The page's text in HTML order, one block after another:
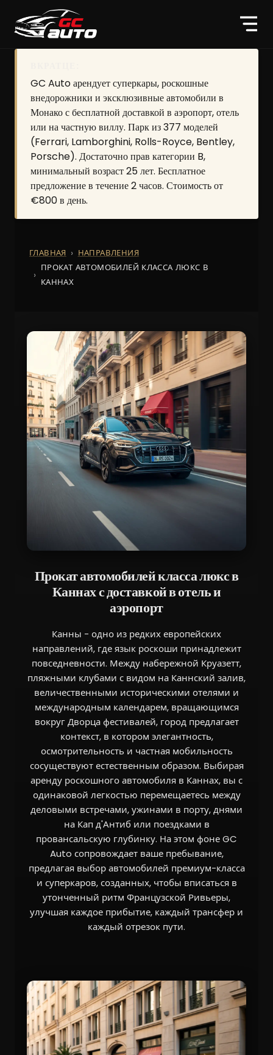
GC Auto арендует суперкары, роскошные
внедорожники и эксклюзивные автомобили в
Монако с бесплатной доставкой в аэропорт, отель
или на частную виллу. Парк из 377 моделей
(Ferrari, Lamborghini, Rolls-Royce, Bentley,
Porsche). Достаточно прав категории B,
минимальный возраст 25 лет. Бесплатное
предложение в течение 2 часов. Стоимость от
€800 в день.
ГЛАВНАЯ
НАПРАВЛЕНИЯ
ПРОКАТ АВТОМОБИЛЕЙ КЛАССА ЛЮКС В
КАННАХ
Прокат автомобилей класса люкс в
Каннах с доставкой в отель и
аэропорт
Канны - одно из редких европейских
направлений, где язык роскоши принадлежит
повседневности. Между набережной Круазетт,
пляжными клубами с видом на Каннский залив,
величественными историческими отелями и
международным календарем, вращающимся
вокруг Дворца фестивалей, город предлагает
контекст, в котором элегантность,
осмотрительность и частная мобильность
сосуществуют естественным образом. Выбирая
аренду роскошного автомобиля в Каннах, вы с
одинаковой легкостью перемещаетесь между
деловыми встречами, ужинами в порту, днями
на Кап д'Антиб или поездками в
провансальскую глубинку. На этом фоне GC
Auto сопровождает ваше пребывание,
предлагая выбор автомобилей премиум-класса
и суперкаров, созданных, чтобы вписаться в
утонченный ритм Французской Ривьеры,
улучшая каждое прибытие, каждый трансфер и
каждый отрезок пути.